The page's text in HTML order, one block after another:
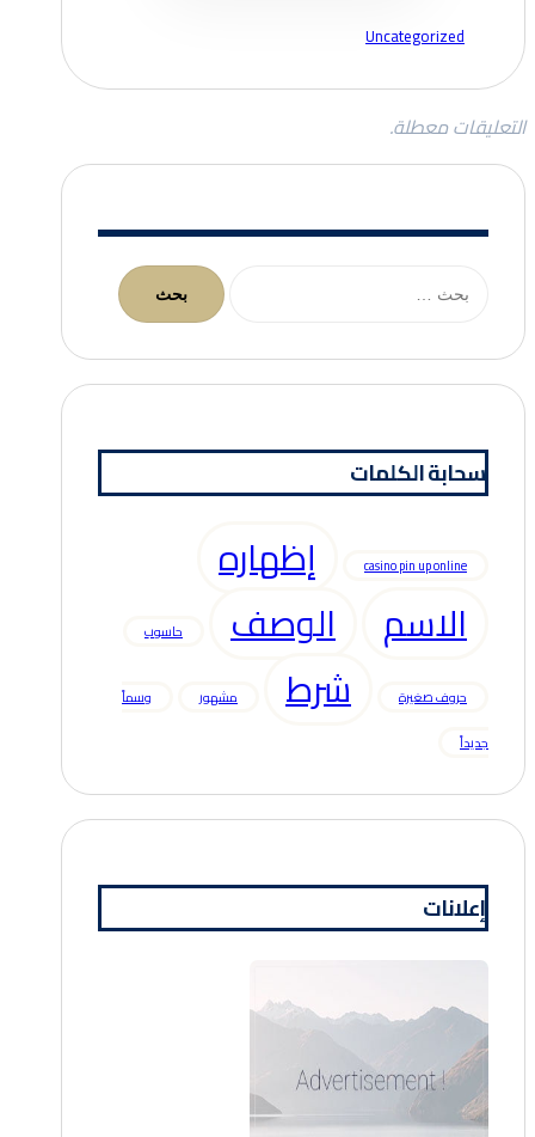
Uncategorized
التعليقات معطلة.
سحابة الكلمات
casino pin up online
إظهاره
الاسم
الوصف حاسوب
حروف صغيرة شرط مشهور
وسماً
جديداً
إعلانات